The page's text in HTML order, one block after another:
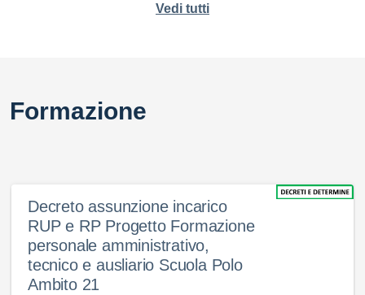
Vedi tutti
Formazione
Decreto assunzione incarico
RUP e RP Progetto Formazione
personale amministrativo,
tecnico e ausliario Scuola Polo
Ambito 21